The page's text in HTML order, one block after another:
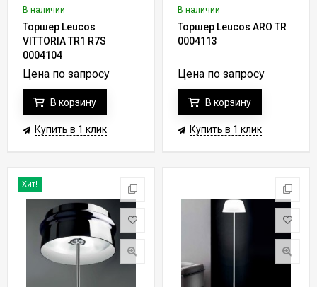
В наличии
Торшер Leucos
VITTORIA TR1 R7S
0004104
Цена по запросу
В корзину
Купить в 1 клик
В наличии
Торшер Leucos ARO TR
0004113
Цена по запросу
В корзину
Купить в 1 клик
Хит!